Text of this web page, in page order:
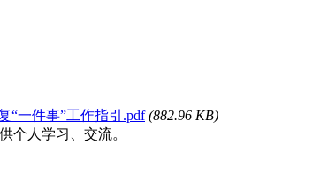
“一件事”工作指引.pdf (882.96 KB)
个人学习、交流。